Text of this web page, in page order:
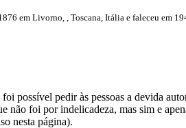
em Livorno, , Toscana, Itália e faleceu em
possível pedir às pessoas a devida
não foi por indelicadeza, mas sim e
nesta página).